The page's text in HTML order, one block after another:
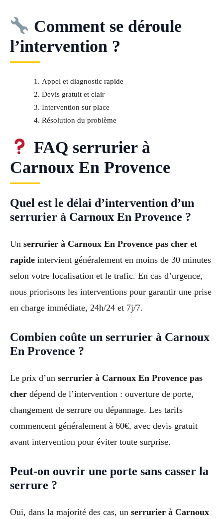
Comment se déroule
l’intervention ?
Appel et diagnostic rapide
Devis gratuit et clair
Intervention sur place
Résolution du problème
FAQ serrurier à
Carnoux En Provence
Quel est le délai d’intervention d’un
serrurier à Carnoux En Provence ?
Un serrurier à Carnoux En Provence pas cher et
rapide intervient généralement en moins de 30 minutes
selon votre localisation et le trafic. En cas d’urgence,
nous priorisons les interventions pour garantir une prise
en charge immédiate, 24h/24 et 7j/7.
Combien coûte un serrurier à Carnoux
En Provence ?
Le prix d’un serrurier à Carnoux En Provence pas
cher dépend de l’intervention : ouverture de porte,
changement de serrure ou dépannage. Les tarifs
commencent généralement à 60€, avec devis gratuit
avant intervention pour éviter toute surprise.
Peut-on ouvrir une porte sans casser la
serrure ?
Oui, dans la majorité des cas, un serrurier à Carnoux